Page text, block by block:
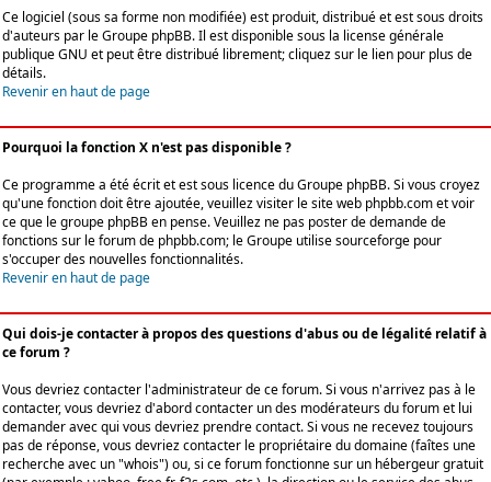
Ce logiciel (sous sa forme non modifiée) est produit, distribué et est sous droits
d'auteurs par leGroupe phpBB. Il est disponible sous la license générale
publique GNU et peut être distribué librement; cliquez sur le lien pour plus de
détails.
Revenir en haut de page
Pourquoi la fonction X n'est pas disponible ?
Ce programme a été écrit et est sous licence du Groupe phpBB. Si vous croyez
qu'une fonction doit être ajoutée, veuillez visiter le site web phpbb.com et voir
ce que le groupe phpBB en pense. Veuillez ne pas poster de demande de
fonctions sur le forum de phpbb.com; le Groupe utilise sourceforge pour
s'occuper des nouvelles fonctionnalités.
Revenir en haut de page
Qui dois-je contacter à propos des questions d'abus ou de légalité relatif à
ce forum ?
Vous devriez contacter l'administrateur de ce forum. Si vous n'arrivez pas à le
contacter, vous devriez d'abord contacter un des modérateurs du forum et lui
demander avec qui vous devriez prendre contact. Si vous ne recevez toujours
pas de réponse, vous devriez contacter le propriétaire du domaine (faîtes une
recherche avec un "whois") ou, si ce forum fonctionne sur un hébergeur gratuit